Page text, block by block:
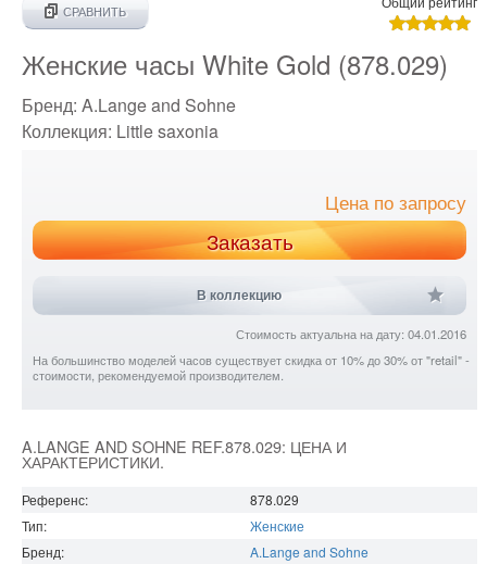
СРАВНИТЬ
Женские часы White Gold (878.029)
Бренд: A.Lange and Sohne
Коллекция: Little saxonia
Цена по запросу
Заказать
В коллекцию
Стоимость актуальна на дату: 04.01.2016
На большинство моделей часов существует скидка от 10% до 30% от "retail" -
стоимости, рекомендуемой производителем.
A.LANGE AND SOHNE REF.878.029: ЦЕНА И
ХАРАКТЕРИСТИКИ.
Референс:
878.029
Тип:
Женские
Бренд:
A.Lange and Sohne